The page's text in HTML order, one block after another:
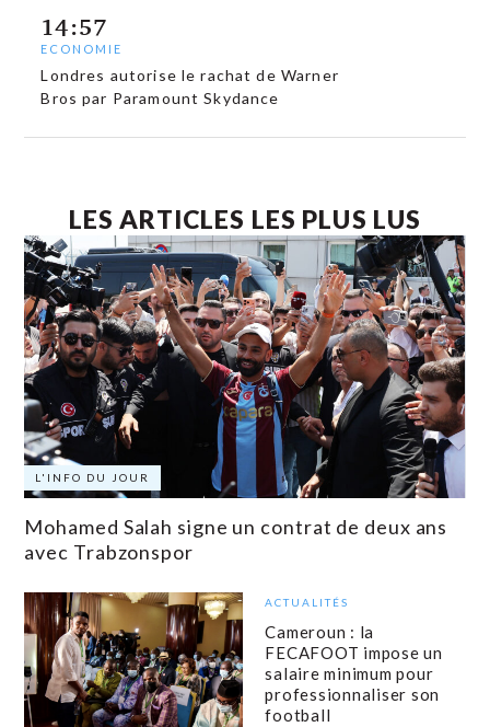
14:57
ECONOMIE
Londres autorise le rachat de Warner
Bros par Paramount Skydance
LES ARTICLES LES PLUS LUS
L'INFO DU JOUR
Mohamed Salah signe un contrat de deux ans
avec Trabzonspor
ACTUALITÉS
Cameroun : la
FECAFOOT impose un
salaire minimum pour
professionnaliser son
football